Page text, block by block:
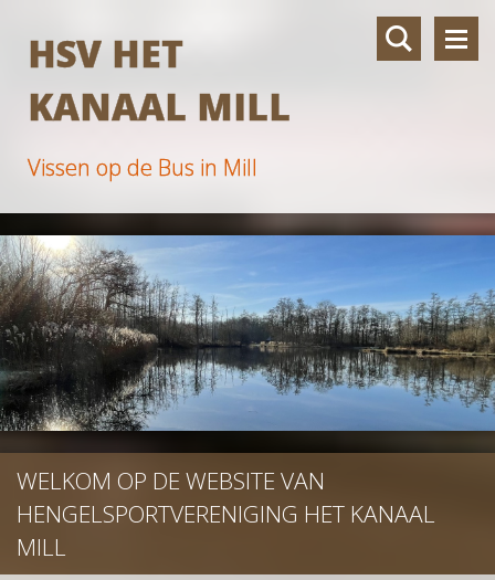
HSV HET
KANAAL MILL
Vissen op de Bus in Mill
WELKOM OP DE WEBSITE VAN
HENGELSPORTVERENIGING HET KANAAL
MILL